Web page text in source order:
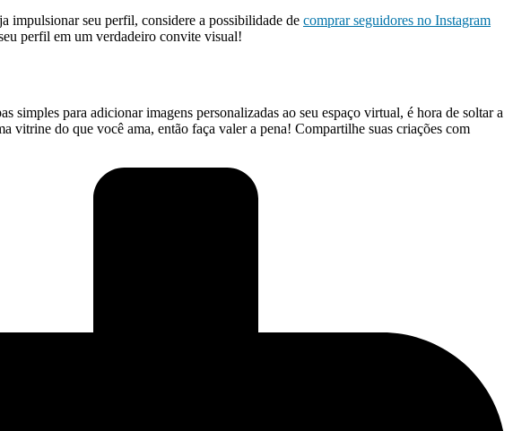
impulsionar seu perfil,⁣ considere a ⁢possibilidade de comprar seguidores​ no​ Instagram
perfil em um verdadeiro‍ convite visual!
⁣para adicionar imagens personalizadas ao seu⁢ espaço virtual,​ é ⁣hora de soltar a
vitrine do que você ama, então⁢ faça valer a pena! Compartilhe suas criações com